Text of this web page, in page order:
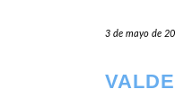
3 de mayo de